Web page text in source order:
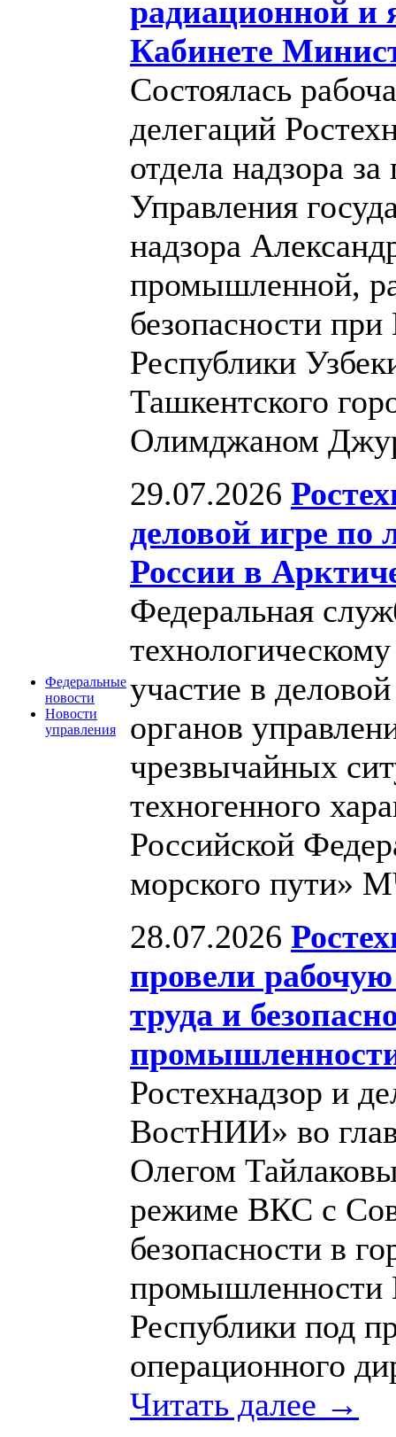
Федеральные
новости
Новости
управления
радиационной и
Кабинете
Состоялась
делегаций
отдела надзора
Управления
надзора
промышленной,
безопасности
Республики
Ташкентского
Олимджаном
29.07.2026
деловой игре
России в
Федеральная
участие в
органов
чрезвычайных
техногенного
Российской
морского пути»
28.07.2026
провели
труда и
Ростехнадзор и
ВостНИИ» во
Олегом
режиме ВКС с
безопасности в
Республики под
операционного
Читать далее →